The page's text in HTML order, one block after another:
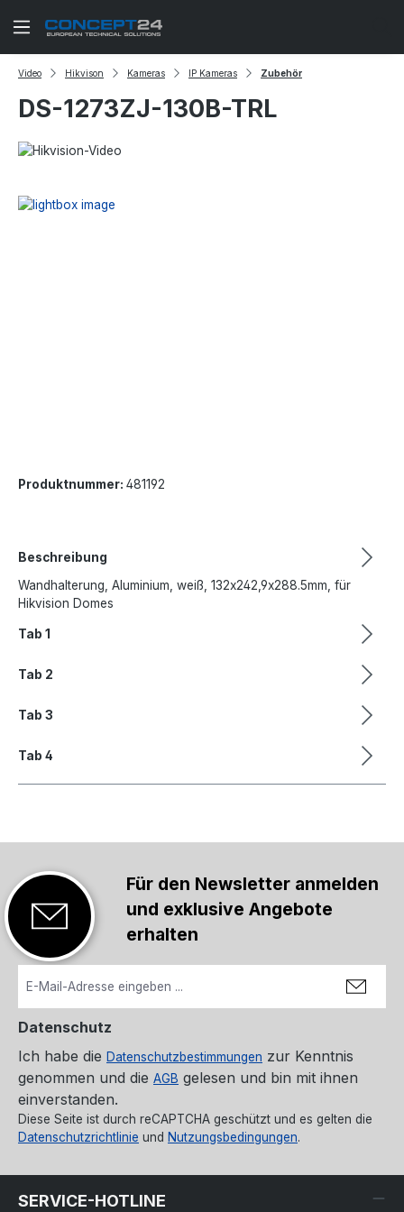
Zum Hauptinhalt springen
Video Hikvison Kameras IP Kameras Zubehör
DS-1273ZJ-130B-TRL
Produktnummer: 481192
Beschreibung
Wandhalterung, Aluminium, weiß, 132x242,9x288.5mm, für
Hikvision Domes
Tab 1
Tab 2
Tab 3
Tab 4
Für den Newsletter anmelden
und exklusive Angebote
erhalten
Datenschutz
Ich habe die Datenschutzbestimmungen zur Kenntnis
genommen und die AGB gelesen und bin mit ihnen
einverstanden.
Diese Seite ist durch reCAPTCHA geschützt und es gelten die
Datenschutzrichtlinie und Nutzungsbedingungen.
SERVICE-HOTLINE